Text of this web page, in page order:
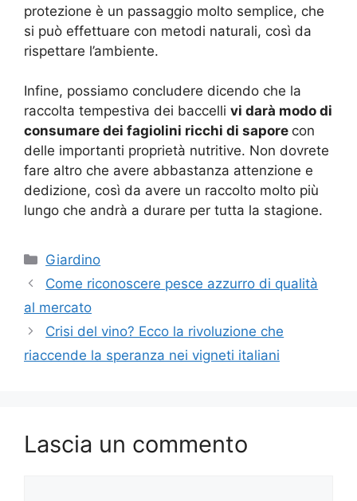
protezione è un passaggio molto semplice, che
si può effettuare con metodi naturali, così da
rispettare l’ambiente.
Infine, possiamo concludere dicendo che la
raccolta tempestiva dei baccelli vi darà modo di
consumare dei fagiolini ricchi di sapore con
delle importanti proprietà nutritive. Non dovrete
fare altro che avere abbastanza attenzione e
dedizione, così da avere un raccolto molto più
lungo che andrà a durare per tutta la stagione.
Categorie
Giardino
Come riconoscere pesce azzurro di qualità
al mercato
Crisi del vino? Ecco la rivoluzione che
riaccende la speranza nei vigneti italiani
Lascia un commento